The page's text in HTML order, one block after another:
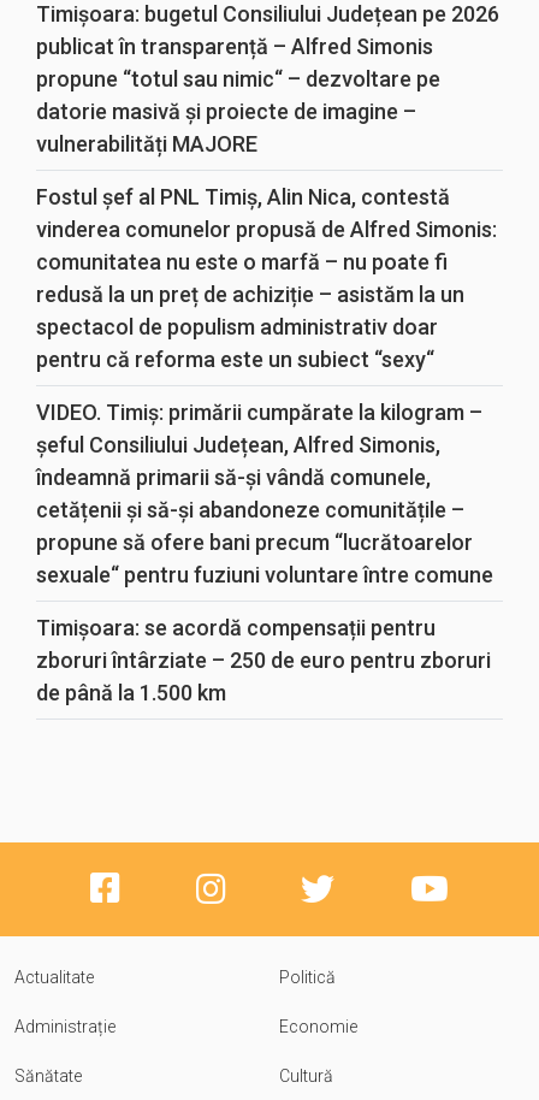
Timișoara: bugetul Consiliului Județean pe 2026
publicat în transparență – Alfred Simonis
propune “totul sau nimic“ – dezvoltare pe
datorie masivă și proiecte de imagine –
vulnerabilități MAJORE
Fostul șef al PNL Timiș, Alin Nica, contestă
vinderea comunelor propusă de Alfred Simonis:
comunitatea nu este o marfă – nu poate fi
redusă la un preț de achiziție – asistăm la un
spectacol de populism administrativ doar
pentru că reforma este un subiect “sexy“
VIDEO. Timiș: primării cumpărate la kilogram –
șeful Consiliului Județean, Alfred Simonis,
îndeamnă primarii să-și vândă comunele,
cetățenii și să-și abandoneze comunitățile –
propune să ofere bani precum “lucrătoarelor
sexuale“ pentru fuziuni voluntare între comune
Timișoara: se acordă compensații pentru
zboruri întârziate – 250 de euro pentru zboruri
de până la 1.500 km
Actualitate Politică
Administrație Economie
Sănătate Cultură